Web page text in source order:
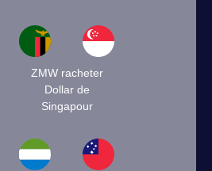
ZMW racheter
Dollar de
Singapour